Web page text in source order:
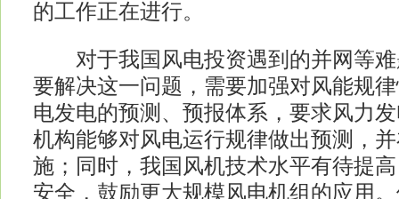
的工作正在进行。
对于我国风电投资遇到的并网等难
要解决这一问题，需要加强对风能规
电发电的预测、预报体系，要求风力
机构能够对风电运行规律做出预测，
施；同时，我国风机技术水平有待提
安全，鼓励更大规模风电机组的应用